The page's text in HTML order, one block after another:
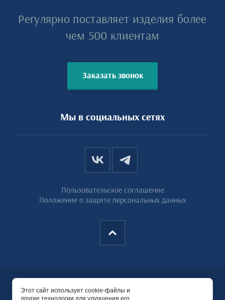
Регулярно поставляет изделия более
чем 500 клиентам
Заказать звонок
Мы в социальных сетях
Пользовательское соглашение
Положение о защите персональных данных
Copyright © 2020 - 2026
ООО «ОЗ РТИ-Подольск»
Этот сайт использует cookie-файлы и
другие технологии для улучшения его